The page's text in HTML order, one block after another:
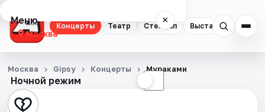
Концерты Театр Стендап Выставки
Меню ×
Москва
Концерты
Театр
Ночной режим ☾
Москва Gipsy Концерты Мураками